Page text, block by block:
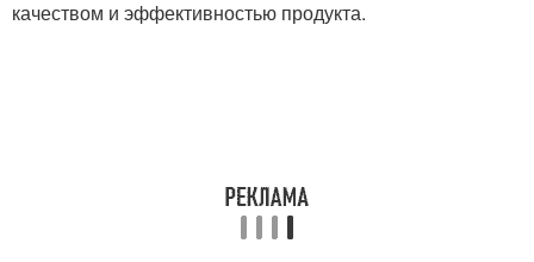
качеством и эффективностью продукта.